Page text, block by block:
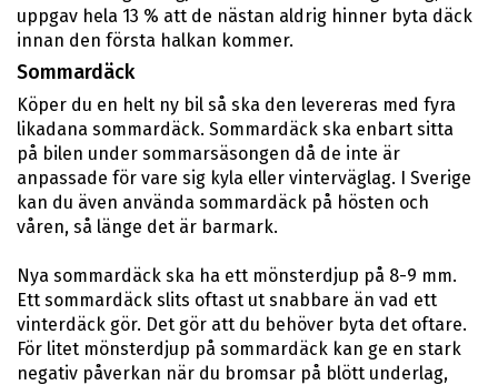
uppgav hela 13 % att de nästan aldrig hinner byta däck
innan den första halkan kommer.
Sommardäck
Köper du en helt ny bil så ska den levereras med fyra
likadana sommardäck. Sommardäck ska enbart sitta
på bilen under sommarsäsongen då de inte är
anpassade för vare sig kyla eller vinterväglag. I Sverige
kan du även använda sommardäck på hösten och
våren, så länge det är barmark.
Nya sommardäck ska ha ett mönsterdjup på 8-9 mm.
Ett sommardäck slits oftast ut snabbare än vad ett
vinterdäck gör. Det gör att du behöver byta det oftare.
För litet mönsterdjup på sommardäck kan ge en stark
negativ påverkan när du bromsar på blött underlag,